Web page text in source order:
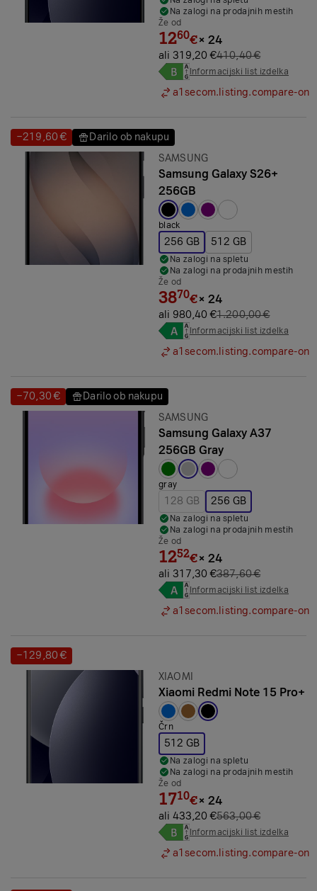
Na zalogi na prodajnih mestih
Že od
1260€× 24
ali 319,20 €410,40 €
Informacijski list izdelka
a1secom.listing.compare-on
Prihranek:
−219,60 € Prihranek:
Darilo ob nakupu
Znamka:
SAMSUNG
Samsung Galaxy S26+
256GB
Izbrana barva:
black
256 GB 512 GB
Na zalogi na spletu
Na zalogi na prodajnih mestih
Že od
3870€× 24
ali 980,40 €1.200,00 €
Informacijski list izdelka
a1secom.listing.compare-on
Prihranek:
−70,30 € Prihranek:
Darilo ob nakupu
Znamka:
SAMSUNG
Samsung Galaxy A37
256GB Gray
Izbrana barva:
gray
128 GB 256 GB
Na zalogi na spletu
Na zalogi na prodajnih mestih
Že od
1252€× 24
ali 317,30 €387,60 €
Informacijski list izdelka
a1secom.listing.compare-on
Prihranek:
−129,80 €
Znamka:
XIAOMI
Xiaomi Redmi Note 15 Pro+
Izbrana barva:
Črn
512 GB
Na zalogi na spletu
Na zalogi na prodajnih mestih
Že od
1710€× 24
ali 433,20 €563,00 €
Informacijski list izdelka
a1secom.listing.compare-on